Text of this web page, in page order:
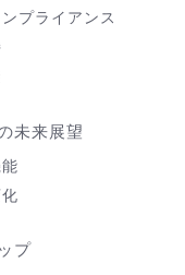
プライアンス
未来展望
プ